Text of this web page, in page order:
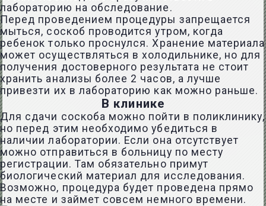
лабораторию на обследование.
Перед проведением процедуры запрещается
мыться, соскоб проводится утром, когда
ребенок только проснулся. Хранение материала
может осуществляться в холодильнике, но для
получения достоверного результата не стоит
хранить анализы более 2 часов, а лучше
привезти их в лабораторию как можно раньше.
В клинике
Для сдачи соскоба можно пойти в поликлинику,
но перед этим необходимо убедиться в
наличии лаборатории. Если она отсутствует
можно отправиться в больницу по месту
регистрации. Там обязательно примут
биологический материал для исследования.
Возможно, процедура будет проведена прямо
на месте и займет совсем немного времени.